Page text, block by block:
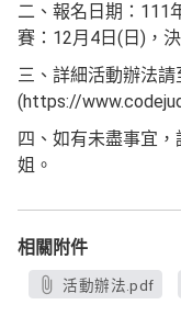
二、報名日期：111
賽：12月4日(日)，
三、詳細活動辦法
(https://
四、如有未盡事宜
姐。
相關附件
活動辦法.pdf